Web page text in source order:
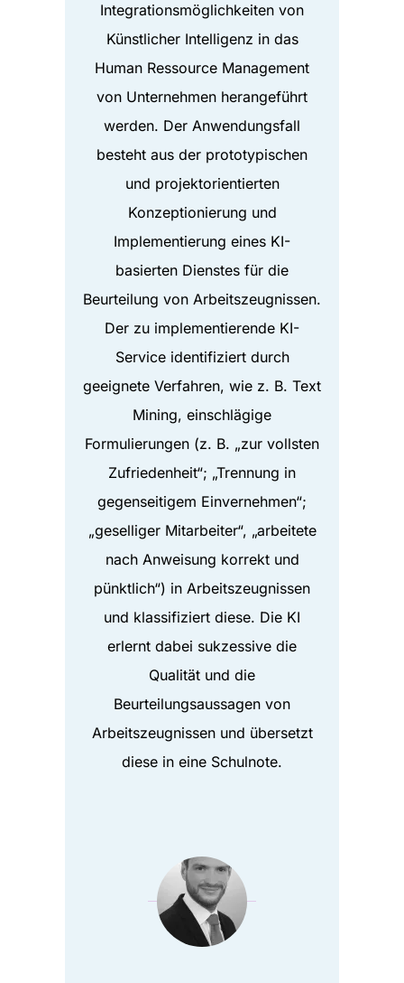
Integrationsmöglichkeiten von
Künstlicher Intelligenz in das
Human Ressource Management
von Unternehmen herangeführt
werden. Der Anwendungsfall
besteht aus der prototypischen
und projektorientierten
Konzeptionierung und
Implementierung eines KI-
basierten Dienstes für die
Beurteilung von Arbeitszeugnissen.
Der zu implementierende KI-
Service identifiziert durch
geeignete Verfahren, wie z. B. Text
Mining, einschlägige
Formulierungen (z. B. „zur vollsten
Zufriedenheit“; „Trennung in
gegenseitigem Einvernehmen“;
„geselliger Mitarbeiter“, „arbeitete
nach Anweisung korrekt und
pünktlich“) in Arbeitszeugnissen
und klassifiziert diese. Die KI
erlernt dabei sukzessive die
Qualität und die
Beurteilungsaussagen von
Arbeitszeugnissen und übersetzt
diese in eine Schulnote.